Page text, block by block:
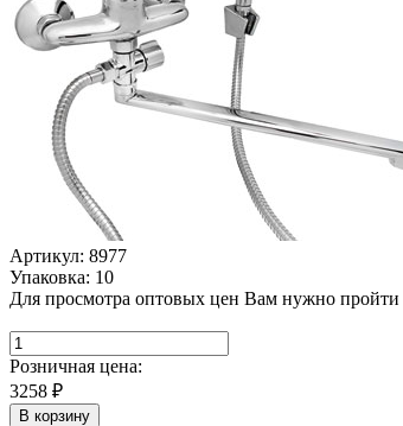
Артикул: 8977
Упаковка: 10
Для просмотра оптовых цен Вам нужно пройти
Розничная цена:
3258 ₽
В корзину